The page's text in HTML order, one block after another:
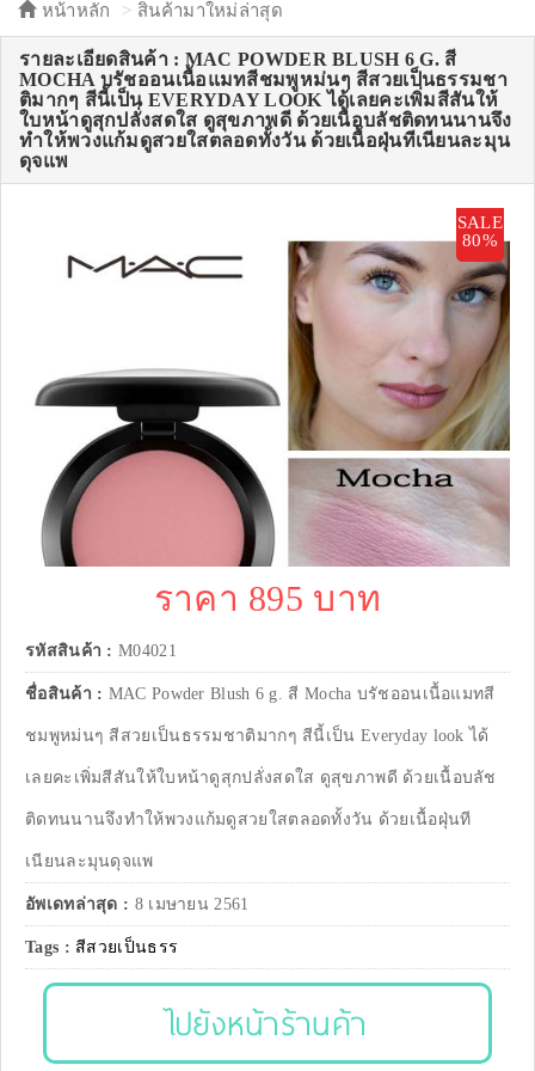
หน้าหลัก สินค้ามาใหม่ล่าสุด
รายละเอียดสินค้า : MAC POWDER BLUSH 6 G. สี
MOCHA บรัชออนเนื้อแมทสีชมพูหม่นๆ สีสวยเป็นธรรมชา
ติมากๆ สีนี้เป็น EVERYDAY LOOK ได้เลยคะเพิ่มสีสันให้
ใบหน้าดูสุกปลั่งสดใส ดูสุขภาพดี ด้วยเนื้อบลัชติดทนนานจึง
ทำให้พวงแก้มดูสวยใสตลอดทั้งวัน ด้วยเนื้อฝุ่นทีเนียนละมุน
ดุจแพ
SALE
80%
ราคา 895 บาท
รหัสสินค้า : M04021
ชื่อสินค้า : MAC Powder Blush 6 g. สี Mocha บรัชออนเนื้อแมทสี
ชมพูหม่นๆ สีสวยเป็นธรรมชาติมากๆ สีนี้เป็น Everyday look ได้
เลยคะเพิ่มสีสันให้ใบหน้าดูสุกปลั่งสดใส ดูสุขภาพดี ด้วยเนื้อบลัช
ติดทนนานจึงทำให้พวงแก้มดูสวยใสตลอดทั้งวัน ด้วยเนื้อฝุ่นที
เนียนละมุนดุจแพ
อัพเดทล่าสุด : 8 เมษายน 2561
Tags : สีสวยเป็นธรร
ไปยังหน้าร้านค้า